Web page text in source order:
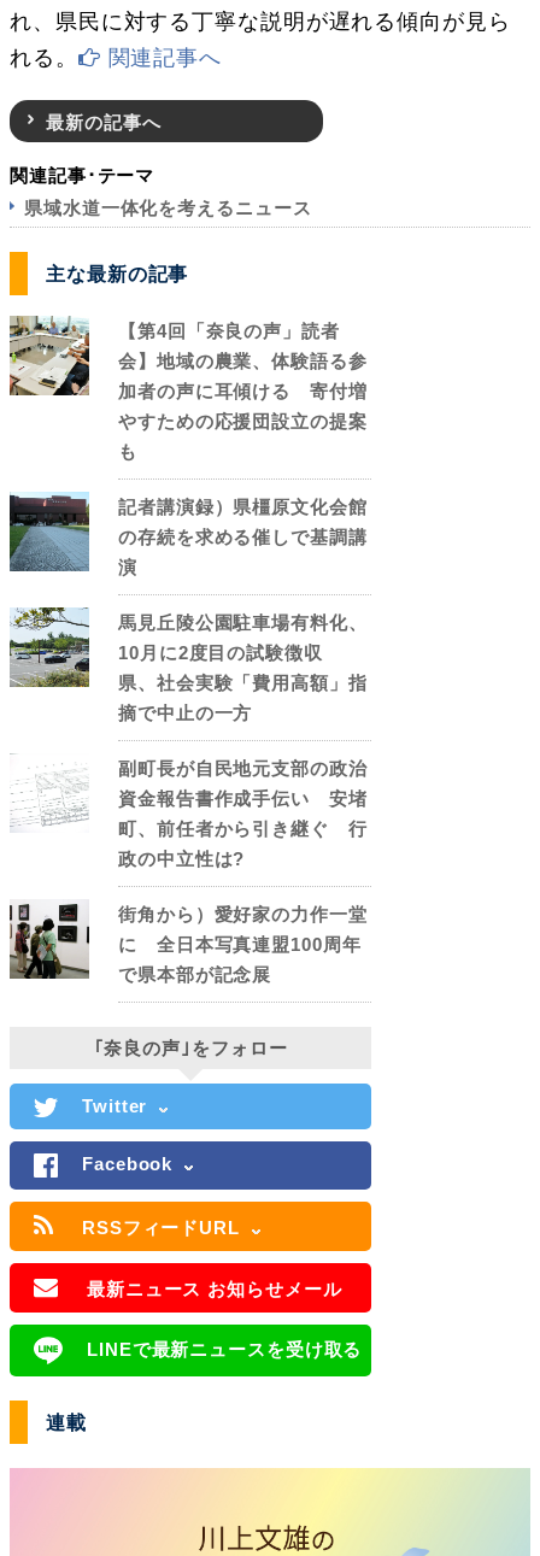
れ、県民に対する丁寧な説明が遅れる傾向が見ら
れる。
関連記事へ
最新の記事へ
関連記事･テーマ
県域水道一体化を考えるニュース
主な最新の記事
【第4回「奈良の声」読者
会】地域の農業、体験語る参
加者の声に耳傾ける 寄付増
やすための応援団設立の提案
も
記者講演録）県橿原文化会館
の存続を求める催しで基調講
演
馬見丘陵公園駐車場有料化、
10月に2度目の試験徴収
県、社会実験「費用高額」指
摘で中止の一方
副町長が自民地元支部の政治
資金報告書作成手伝い 安堵
町、前任者から引き継ぐ 行
政の中立性は?
街角から）愛好家の力作一堂
に 全日本写真連盟100周年
で県本部が記念展
｢奈良の声｣をフォロー
Twitter
Facebook
RSSフィードURL
最新ニュース お知らせメール
LINEで最新ニュースを受け取る
連載